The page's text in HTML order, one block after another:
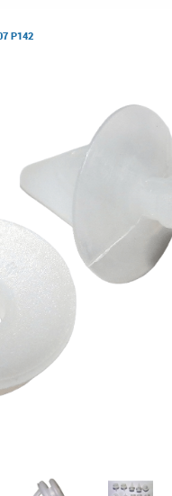
P142